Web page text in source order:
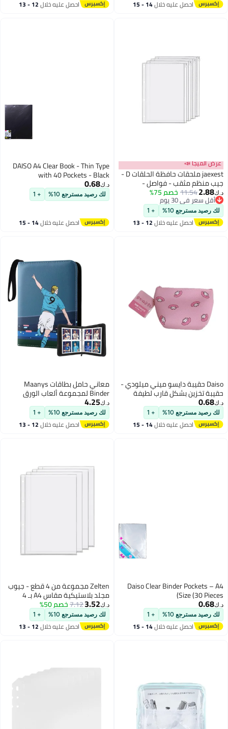
احصل عليه خلال 12 - 13
DAISO A4 Clear Book - Thin Type
with 40 Pockets - Black
د.ك‏0.68
لك رصيد مسترجع 10%
احصل عليه خلال 14 - 15
معاني حامل بطاقات Maanys
Binder لمجموعة ألعاب الورق
بطاقة مع 50 غلافًا قابلًا للإزالة مثاليًا
لبطاقات لعب كرة القدم
د.ك‏4.25
لك رصيد مسترجع 10% + 1
احصل عليه خلال 12 - 13
Zelten مجموعة من 4 قطع - جيوب
ثقوب، حافظات مقاومة للماء لحفظ
الإيصالات والتذاكر (جيوب، A4)
د.ك‏3.52
لك رصيد مسترجع 10% + 1
احصل عليه خلال 12 - 13